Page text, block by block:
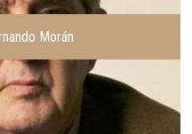
Morán